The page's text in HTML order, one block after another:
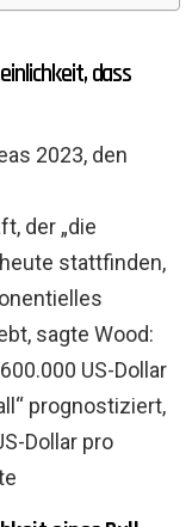
dass
2023, den
der „die
stattfinden,
sagte Wood:
US-Dollar
prognostiziert,
Dollar pro